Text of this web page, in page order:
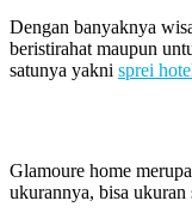
Dengan banyaknya
beristirahat maupun
satunya yakni sprei
Glamoure home
ukurannya, bisa ukuran